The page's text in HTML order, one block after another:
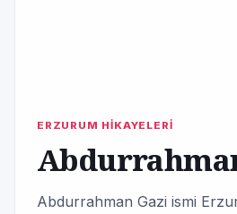
ERZURUM HİKAYELERİ
Abdurrahman Gazi ismi